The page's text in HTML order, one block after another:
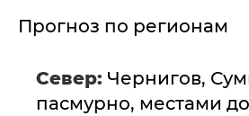
Прогноз по регионам
Север: Чернигов,
пасмурно, местами